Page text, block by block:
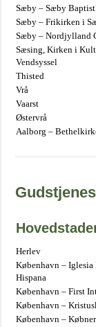
Sæby – Sæby
Sæby – Frikirken i
Sæby – Nordjylland
Sæsing, Kirken i
Vendsyssel
Thisted
Vrå
Vaarst
Østervrå
Aalborg –
Herlev
København – Iglesia
Hispana
København – First
København –
København –